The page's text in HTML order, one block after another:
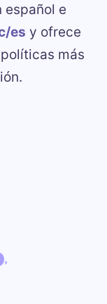
español e
es y ofrece
más
,